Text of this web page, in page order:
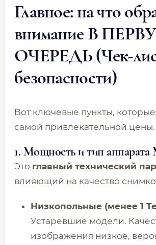
Главное: на что
внимание В
ОЧЕРЕДЬ (Чек-
безопасности)
Вот ключевые пункты,
самой привлекательной цены.
1. Мощность и тип
Это главный технический
влияющий на качество
Низкопольные (менее 1
Устаревшие модели.
изображения низкое,